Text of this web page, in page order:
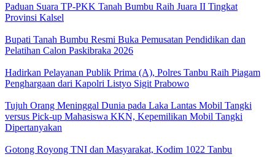
Paduan Suara TP-PKK Tanah Bumbu Raih Juara II Tingkat
Provinsi Kalsel
Bupati Tanah Bumbu Resmi Buka Pemusatan Pendidikan dan
Pelatihan Calon Paskibraka 2026
Hadirkan Pelayanan Publik Prima (A), Polres Tanbu Raih Piagam
Penghargaan dari Kapolri Listyo Sigit Prabowo
Tujuh Orang Meninggal Dunia pada Laka Lantas Mobil Tangki
versus Pick-up Mahasiswa KKN, Kepemilikan Mobil Tangki
Dipertanyakan
Gotong Royong TNI dan Masyarakat, Kodim 1022 Tanbu